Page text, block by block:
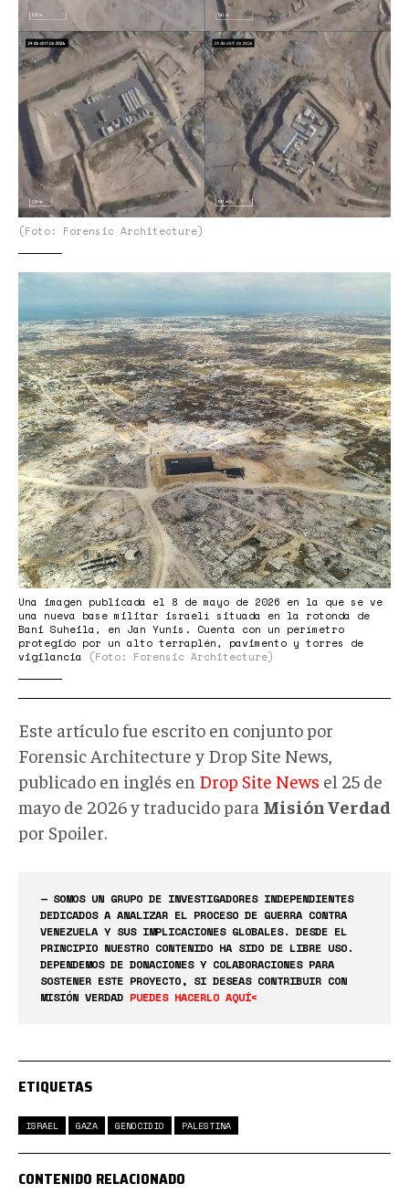
(Foto: Forensic Architecture)
ImgSat5.jpg
Una imagen publicada el 8 de mayo de 2026 en la que se ve
una nueva base militar israelí situada en la rotonda de
Bani Suheila, en Jan Yunis. Cuenta con un perímetro
protegido por un alto terraplén, pavimento y torres de
vigilancia
(Foto: Forensic Architecture)
Este artículo fue escrito en conjunto por
Forensic Architecture y Drop Site News,
publicado en inglés en Drop Site News el 25 de
mayo de 2026 y traducido para Misión Verdad
por Spoiler.
— SOMOS UN GRUPO DE INVESTIGADORES INDEPENDIENTES
DEDICADOS A ANALIZAR EL PROCESO DE GUERRA CONTRA
VENEZUELA Y SUS IMPLICACIONES GLOBALES. DESDE EL
PRINCIPIO NUESTRO CONTENIDO HA SIDO DE LIBRE USO.
DEPENDEMOS DE DONACIONES Y COLABORACIONES PARA
SOSTENER ESTE PROYECTO, SI DESEAS CONTRIBUIR CON
MISIÓN VERDAD PUEDES HACERLO AQUÍ<
ETIQUETAS
ISRAEL GAZA GENOCIDIO PALESTINA
CONTENIDO RELACIONADO